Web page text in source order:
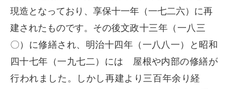
現造となっており、享保十一年（一七二六）に再
建されたものです。その後文政十三年（一八三
〇）に修繕され、明治十四年（一八八一）と昭和
四十七年（一九七二）には 屋根や内部の修繕が
行われました。しかし再建より三百年余り経